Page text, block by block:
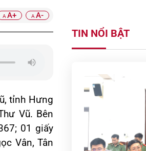
A A+ A A-
tỉnh Hưng
Vũ. Bên
01 giấy
Vân, Tân
TIN NỔI BẬT